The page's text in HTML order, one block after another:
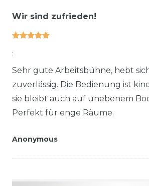
Wir sind zufrieden!
:
Sehr gute Arbeitsbühne, hebt
zuverlässig. Die Bedienung ist
sie bleibt auch auf unebenem
Perfekt für enge Räume.
Anonymous